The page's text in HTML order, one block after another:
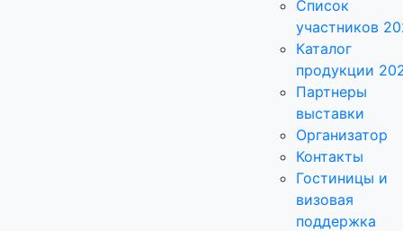
Список
участников
Каталог
продукции
Партнеры
выставки
Организатор
Контакты
Гостиницы и
визовая
поддержка